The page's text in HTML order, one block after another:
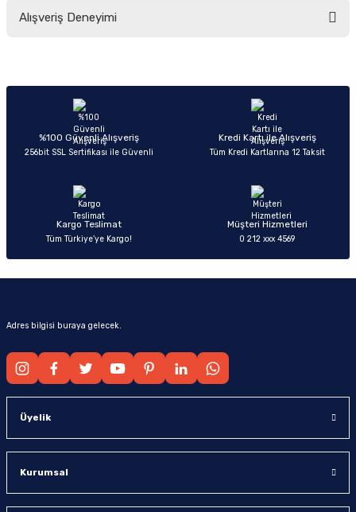
yetersiz gördüğünüz noktaları öneri formunu kullanarak tarafımıza
Ürün açıklamasında eksik bilgiler bulunuyor.
Ürün bilgilerinde hatalar bulunuyor.
Ürün fiyatı diğer sitelerden daha pahalı.
Alışveriş Deneyimi
Sitemize ilk yorumu siz yapın!
%100 Güvenli Alışveriş
256bit SSL Sertifikası ile Güvenli
Kredi Kartı ile Alışveriş
Tüm Kredi Kartlarına 12 Taksit
Kargo Teslimat
Tüm Türkiye’ye Kargo!
Müşteri Hizmetleri
0 212 xxx 4569
Adres bilgisi buraya gelecek.
Üyelik
Kurumsal